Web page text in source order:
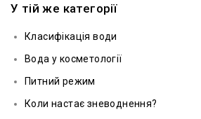
У тій же категорії
Класифікація води
Вода у косметології
Питний режим
Коли настає зневоднення?